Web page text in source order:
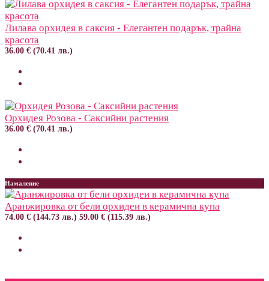
Лилава орхидея в саксия - Елегантен подарък, трайна
красота
36.00 € (70.41 лв.)
Орхидея Розова - Саксийни растения
36.00 € (70.41 лв.)
Намаление
Аранжировка от бели орхидеи в керамична купа
74.00 € (144.73 лв.) 59.00 € (115.39 лв.)